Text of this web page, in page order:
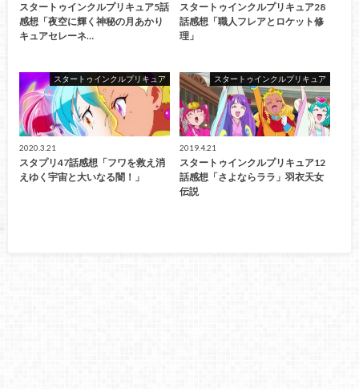
スタートゥインクルプリキュア5話
感想「夜空に輝く神秘の月あかり
キュアセレーネ…
スタートゥインクルプリキュア28
話感想「職人フレアとロケット修
理」
スタートゥインクルプリキュア
2020.3.21
スタプリ47話感想「フワを救え消
えゆく宇宙と大いなる闇！」
スタートゥインクルプリキュア
2019.4.21
スタートゥインクルプリキュア12
話感想「さよならララ」羽衣天女
伝説